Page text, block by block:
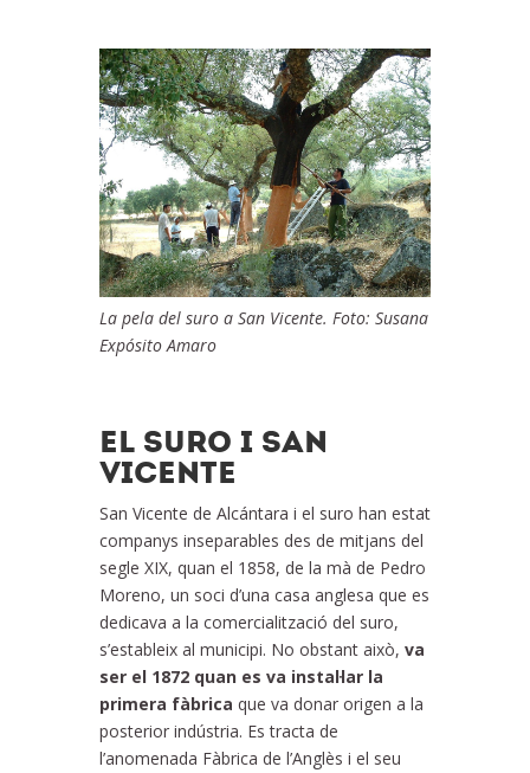
La pela del suro a San Vicente. Foto: Susana
Expósito Amaro
EL SURO I SAN
VICENTE
San Vicente de Alcántara i el suro han estat
companys inseparables des de mitjans del
segle XIX, quan el 1858, de la mà de Pedro
Moreno, un soci d’una casa anglesa que es
dedicava a la comercialització del suro,
s’estableix al municipi. No obstant això, va
ser el 1872 quan es va instal·lar la
primera fàbrica que va donar origen a la
posterior indústria. Es tracta de
l’anomenada Fàbrica de l’Anglès i el seu